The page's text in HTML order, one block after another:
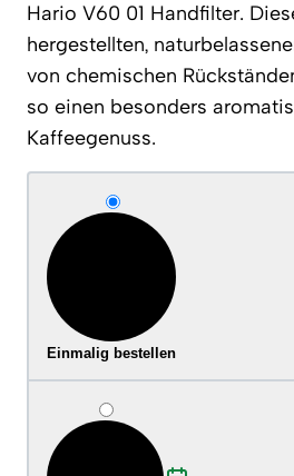
Hario V60 01 Handfilter.
hergestellten,
von chemischen
so einen besonders
Kaffeegenuss.
Einmalig bestellen